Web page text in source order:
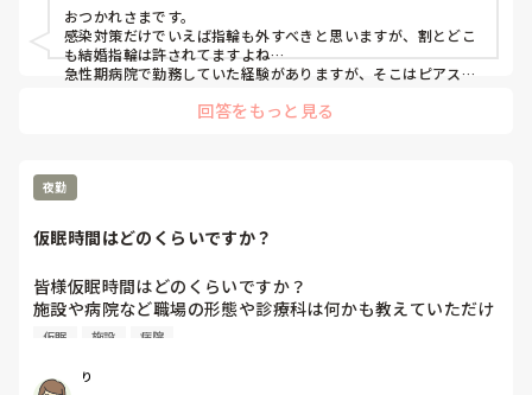
おつかれさまです。
感染対策だけでいえば指輪も外すべきと思いますが、割とどこ
も結婚指輪は許されてますよね…
急性期病院で勤務していた経験がありますが、そこはピアス1
回答をもっと見る
夜勤
仮眠時間はどのくらいですか？
皆様仮眠時間はどのくらいですか？
施設や病院など職場の形態や診療科は何かも教えていただけ
ると幸いです🙇‍♀️
仮眠 施設 病院
り